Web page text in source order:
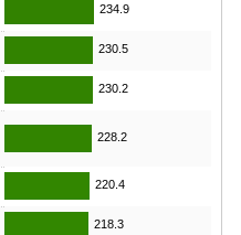
234.9
230.5
230.2
228.2
220.4
218.3